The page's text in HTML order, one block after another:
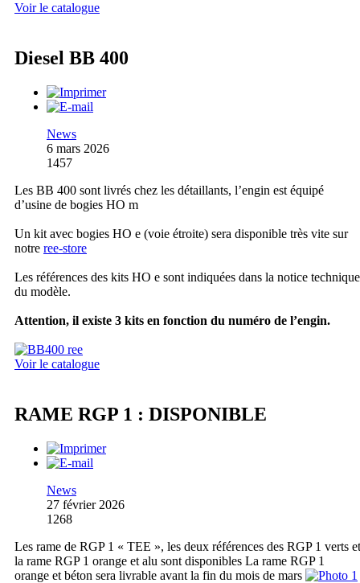
Voir le catalogue
Diesel BB 400
News
6 mars 2026
1457
Les BB 400 sont livrés chez les détaillants, l’engin est équipé
d’usine de bogies HO m
Un kit avec bogies HO e (voie étroite) sera disponible très vite sur
notre ree-store
Les références des kits HO e sont indiquées dans la notice technique
du modèle.
Attention, il existe 3 kits en fonction du numéro de l’engin.
Voir le catalogue
RAME RGP 1 : DISPONIBLE
News
27 février 2026
1268
Les rame de RGP 1 « TEE », les deux références des RGP 1 verts et
la rame RGP 1 orange et alu sont disponibles La rame RGP 1
orange et béton sera livrable avant la fin du mois de mars